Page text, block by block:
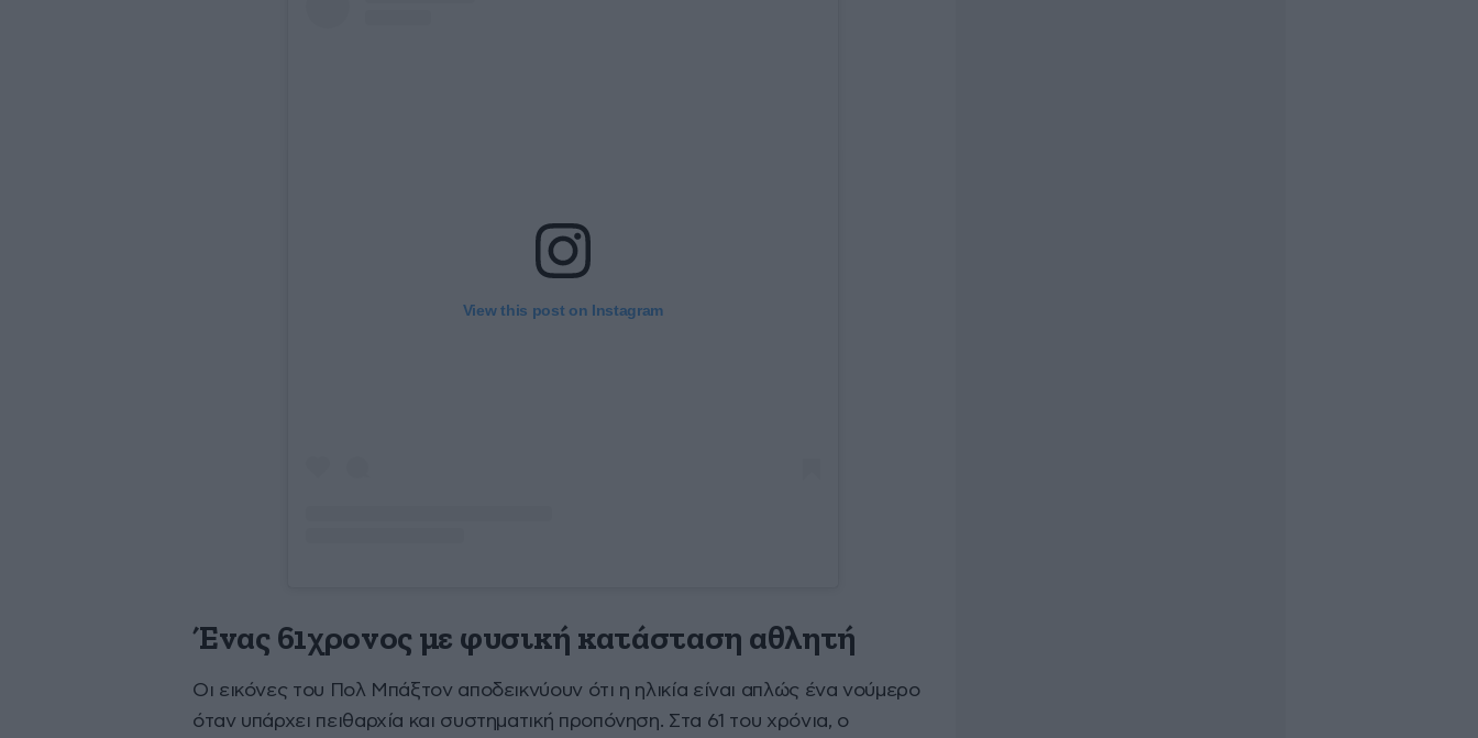
View this post on Instagram
Ένας 61χρονος με φυσική κατάσταση αθλητή
Οι εικόνες του Πολ Μπάξτον αποδεικνύουν ότι η ηλικία είναι απλώς ένα νούμερο
όταν υπάρχει πειθαρχία και συστηματική προπόνηση. Στα 61 του χρόνια, ο